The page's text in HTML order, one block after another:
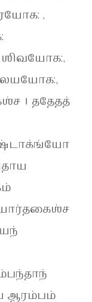
,
। ததேதத்
ஆரம்பம்